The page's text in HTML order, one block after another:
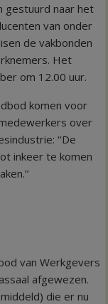
gestuurd naar het
van onder
de vakbonden
Het
om 12.00 uur.
komen voor
over
‘‘De
inkeer te komen
van Werkgevers
afgewezen.
die er nu